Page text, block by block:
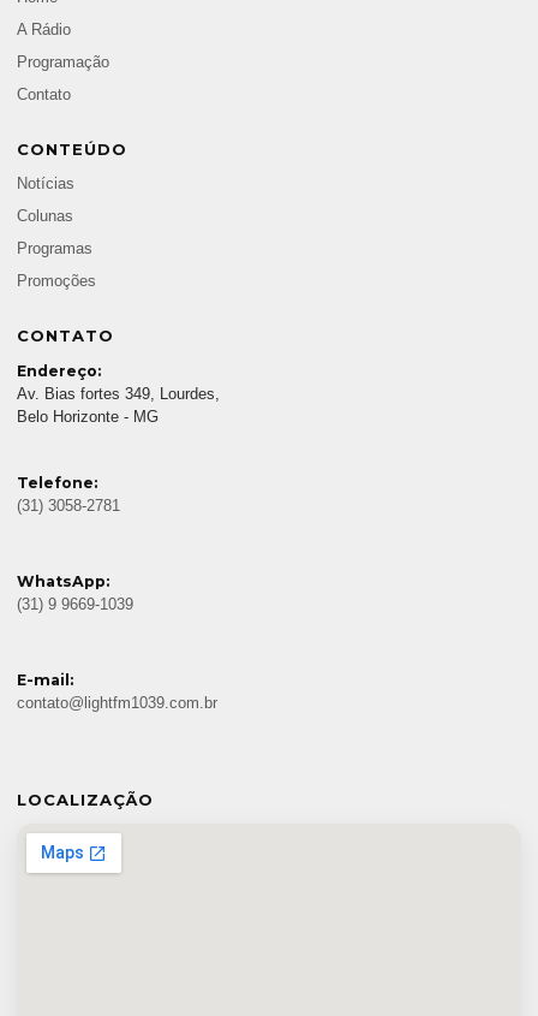
A Rádio
Programação
Contato
CONTEÚDO
Notícias
Colunas
Programas
Promoções
CONTATO
Endereço:
Av. Bias fortes 349, Lourdes,
Belo Horizonte - MG
Telefone:
(31) 3058-2781
WhatsApp:
(31) 9 9669-1039
E-mail:
contato@lightfm1039.com.br
LOCALIZAÇÃO